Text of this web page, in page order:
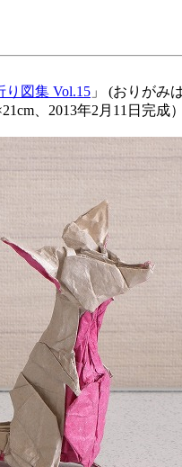
図集 Vol.15 」 (おりがみ
、2013年2月11日完成）